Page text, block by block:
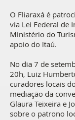
O Fliaraxá é
via Lei Federal de
Ministério do
apoio do Itaú.
No dia 7 de
20h, Luiz
curadores locais
mediação da
Glaura Teixeira e
sobre o patrono